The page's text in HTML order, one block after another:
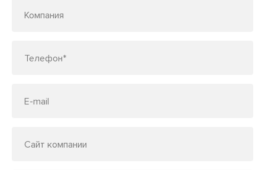
Компания
Телефон*
E-mail
Сайт компании